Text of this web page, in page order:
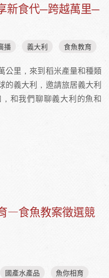
新食代─跨越萬里─
播 義大利 食魚教育
公里，來到稻米產量和種類
的義大利，邀請旅居義大利
和我們聊聊義大利的魚和
—食魚教案徵選競
國產水產品 魚你相育